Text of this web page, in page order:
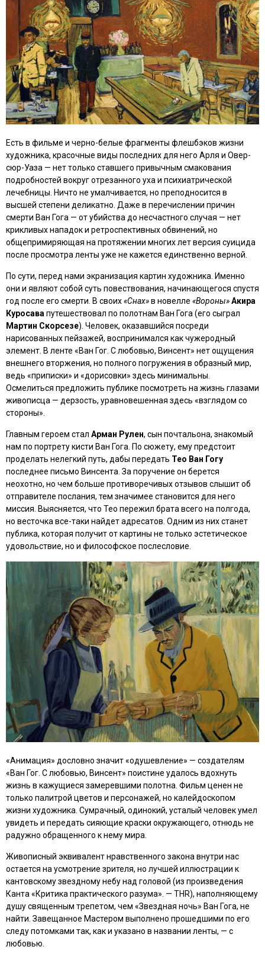
Есть в фильме и черно-белые фрагменты флешбэков жизни
художника, красочные виды последних для него Арля и Овер-
сюр-Уаза — нет только ставшего привычным смакования
подробностей вокруг отрезанного уха и психиатрической
лечебницы. Ничто не умалчивается, но преподносится в
высшей степени деликатно. Даже в перечислении причин
смерти Ван Гога — от убийства до несчастного случая — нет
крикливых нападок и ретроспективных обвинений, но
общепримиряющая на протяжении многих лет версия суицида
после просмотра ленты уже не кажется единственно верной.
По сути, перед нами экранизация картин художника. Именно
они и являют собой суть повествования, начинающегося спустя
год после его смерти. В своих«Снах»в новелле «Вороны»Акира
Куросава путешествовал по полотнам Ван Гога (его сыграл
Мартин Скорсезе). Человек, оказавшийся посреди
нарисованных пейзажей, воспринимался как чужеродный
элемент. В ленте «Ван Гог. С любовью, Винсент» нет ощущения
внешнего вторжения, но полного погружения в образный мир,
ведь «приписки» и «дорисовки» здесь минимальны.
Осмелиться предложить публике посмотреть на жизнь глазами
живописца — дерзость, уравновешенная здесь «взглядом со
стороны».
Главным героем стал Арман Рулен, сын почтальона, знакомый
нам по портрету кисти Ван Гога. По сюжету, ему предстоит
проделать нелегкий путь, дабы передать Тео Ван Гогу
последнее письмо Винсента. За поручение он берется
неохотно, но чем больше противоречивых отзывов слышит об
отправителе послания, тем значимее становится для него
миссия. Выясняется, что Тео пережил брата всего на полгода,
но весточка все-таки найдет адресатов. Одним из них станет
публика, которая получит от картины не только эстетическое
удовольствие, но и философское послесловие.
«Анимация» дословно значит «одушевление» — создателям
«Ван Гог. С любовью, Винсент» поистине удалось вдохнуть
жизнь в кажущиеся замеревшими полотна. Фильм ценен не
только палитрой цветов и персонажей, но калейдоскопом
жизни художника. Сумрачный, одинокий, усталый человек умел
увидеть и передать сияющие краски окружающего, отнюдь не
радужно обращенного к нему мира.
Живописный эквивалент нравственного закона внутри нас
остается на усмотрение зрителя, но лучшей иллюстрации к
кантовскому звездному небу над головой (из произведения
Канта «Критика практического разума». — THR), наполняющему
душу священным трепетом, чем «Звездная ночь» Ван Гога, не
найти. Завещанное Мастером выполнено прошедшими по его
следу потомками так, как и указано в названии ленты, — с
любовью.